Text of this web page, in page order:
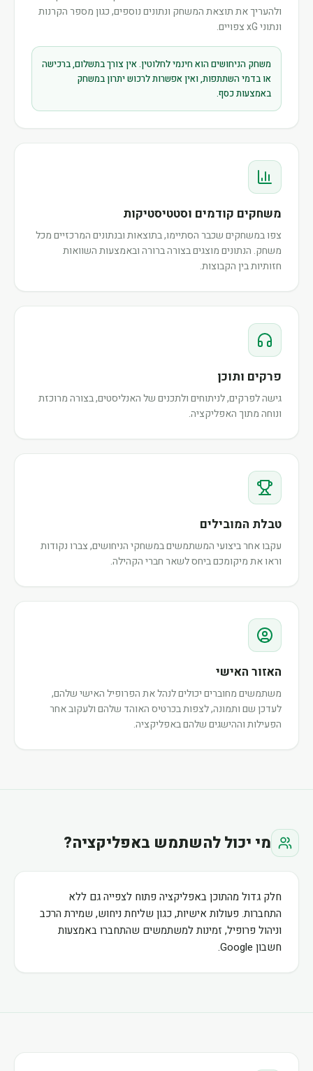
ולהעריך את תוצאת המשחק ונתונים נוספים, כגון מספר הקרנות
ונתוני xG צפויים.
משחק הניחושים הוא חינמי לחלוטין. אין צורך בתשלום, ברכישה
או בדמי השתתפות, ואין אפשרות לרכוש יתרון במשחק
באמצעות כסף.
משחקים קודמים וסטטיסטיקות
צפו במשחקים שכבר הסתיימו, בתוצאות ובנתונים המרכזיים מכל
משחק. הנתונים מוצגים בצורה ברורה ובאמצעות השוואות
חזותיות בין הקבוצות.
פרקים ותוכן
גישה לפרקים, לניתוחים ולתכנים של האנליסטים, בצורה מרוכזת
ונוחה מתוך האפליקציה.
טבלת המובילים
עקבו אחר ביצועי המשתמשים במשחקי הניחושים, צברו נקודות
וראו את מיקומכם ביחס לשאר חברי הקהילה.
האזור האישי
משתמשים מחוברים יכולים לנהל את הפרופיל האישי שלהם,
לעדכן שם ותמונה, לצפות בכרטיס האוהד שלהם ולעקוב אחר
הפעילות וההישגים שלהם באפליקציה.
מי יכול להשתמש באפליקציה?
חלק גדול מהתוכן באפליקציה פתוח לצפייה גם ללא
התחברות. פעולות אישיות, כגון שליחת ניחוש, שמירת הרכב
וניהול פרופיל, זמינות למשתמשים שהתחברו באמצעות
חשבון Google.